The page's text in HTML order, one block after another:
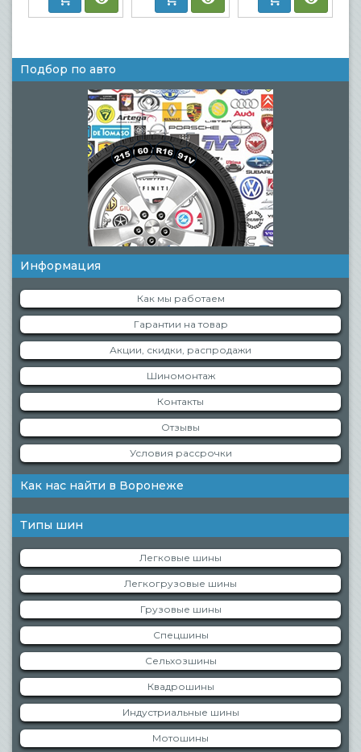
Подбор по авто
Информация
Как мы работаем
Гарантии на товар
Акции, скидки, распродажи
Шиномонтаж
Контакты
Отзывы
Условия рассрочки
Как нас найти в Воронеже
Типы шин
Легковые шины
Легкогрузовые шины
Грузовые шины
Спецшины
Сельхозшины
Квадрошины
Индустриальные шины
Мотошины